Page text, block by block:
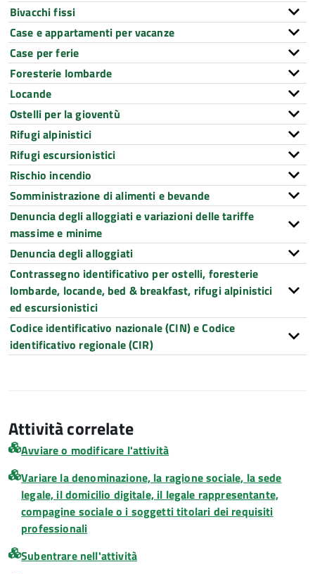
Bivacchi fissi
Case e appartamenti per vacanze
Case per ferie
Foresterie lombarde
Locande
Ostelli per la gioventù
Rifugi alpinistici
Rifugi escursionistici
Rischio incendio
Somministrazione di alimenti e bevande
Denuncia degli alloggiati e variazioni delle tariffe
massime e minime
Denuncia degli alloggiati
Contrassegno identificativo per ostelli, foresterie
lombarde, locande, bed & breakfast, rifugi alpinistici
ed escursionistici
Codice identificativo nazionale (CIN) e Codice
identificativo regionale (CIR)
Attività correlate
Avviare o modificare l'attività
Variare la denominazione, la ragione sociale, la sede
legale, il domicilio digitale, il legale rappresentante,
compagine sociale o i soggetti titolari dei requisiti
professionali
Subentrare nell'attività